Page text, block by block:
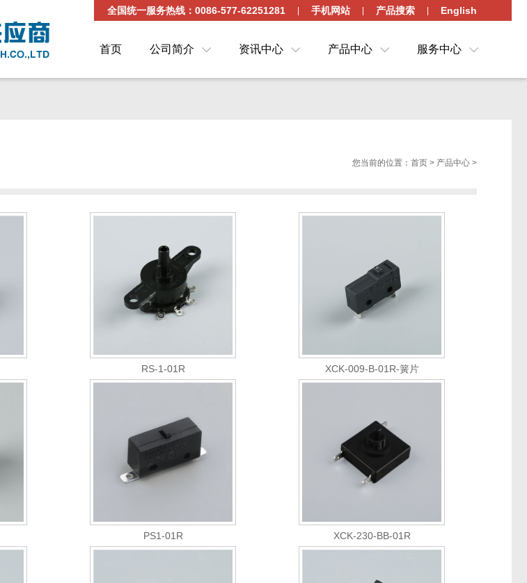
全国统一服务热线：0086-577-62251281 手机网站 产品搜索 English
首页 公司简介 资讯中心 产品中心 服务中心
您当前的位置： 首页 > 产品中心 >
RS-1-01R XCK-009-B-01R-簧片
PS1-01R XCK-230-BB-01R